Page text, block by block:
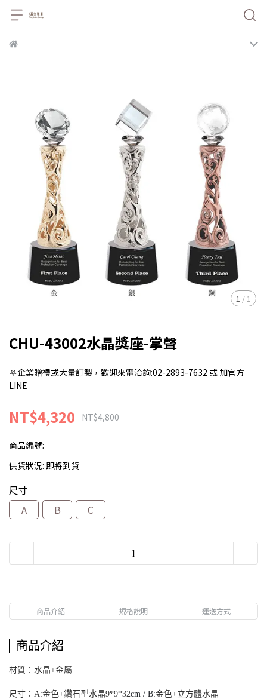
1 / 1
CHU-43002水晶獎座-掌聲
⛧企業贈禮或大量訂製，歡迎來電洽詢:02-2893-7632 或 加官方
LINE
NT$4,320 NT$4,800
商品編號:
供貨狀況: 即將到貨
尺寸
A
B C
商品介紹 規格說明 運送方式
商品介紹
材質：水晶+金屬
尺寸：A:金色+鑽石型水晶9*9*32cm / B:金色+立方體水晶